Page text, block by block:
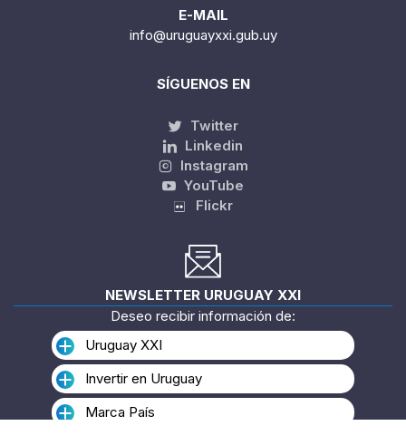
E-MAIL
info@uruguayxxi.gub.uy
SÍGUENOS EN
Twitter
Linkedin
Instagram
YouTube
Flickr
NEWSLETTER URUGUAY XXI
Deseo recibir información de:
Uruguay XXI
Invertir en Uruguay
Marca País